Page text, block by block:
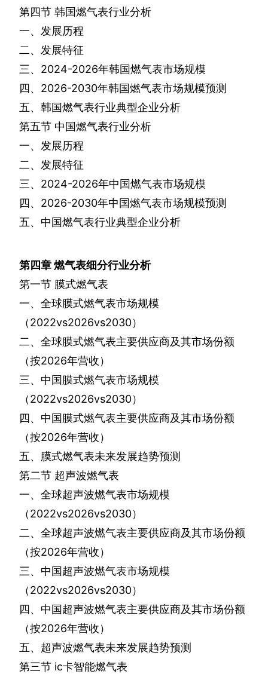
第四节 韩国燃气表行业分析
一、发展历程
二、发展特征
三、 2024-2026年韩国燃气表市场规模
四、 2026-2030年韩国燃气表市场规模预测
五、韩国燃气表行业典型企业分析
第五节 中国燃气表行业分析
一、发展历程
二、发展特征
三、 2024-2026年中国燃气表市场规模
四、 2026-2030年中国燃气表市场规模预测
五、中国燃气表行业典型企业分析
第四章燃气表细分行业分析
第一节 膜式燃气表
一、全球膜式燃气表市场规模
（2022vs2026vs2030）
二、全球膜式燃气表主要供应商及其市场份额
（按2026年营收）
三、中国膜式燃气表市场规模
（2022vs2026vs2030）
四、中国膜式燃气表主要供应商及其市场份额
（按2026年营收）
五、膜式燃气表未来发展趋势预测
第二节 超声波燃气表
一、全球超声波燃气表市场规模
（2022vs2026vs2030）
二、全球超声波燃气表主要供应商及其市场份额
（按2026年营收）
三、中国超声波燃气表市场规模
（2022vs2026vs2030）
四、中国超声波燃气表主要供应商及其市场份额
（按2026年营收）
五、超声波燃气表未来发展趋势预测
第三节 ic卡智能燃气表